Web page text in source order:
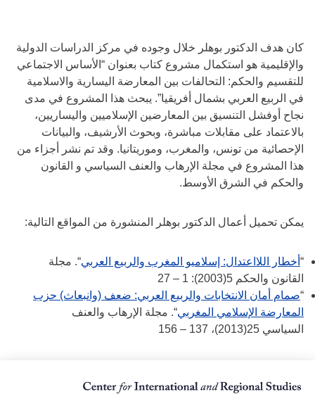
كان هدف الدكتور بوهلر خلال وجوده في مركز الدراسات الدولية
والإقليمية هو استكمال مشروع كتاب بعنوان “الأساس الاجتماعي
للتقسيم والحكم: التحالفات بين المعارضة اليسارية والاسلامية
في الربيع العربي بشمال أفريقيا”. يبحث هذا المشروع في مدى
نجاح أوفشل التنسيق بين المعارضين الإسلاميين واليساريين،
بالاعتماد على مقابلات مباشرة، وبحوث الأرشيف، والبيانات
الإحصائية من تونس، والمغرب، وموريتانيا. وقد تم نشر أجزاء من
هذا المشروع في مجلة الإرهاب والعنف السياسي و القانون
والحكم في الشرق الأوسط.
يمكن تحميل أعمال الدكتور بوهلر المنشورة من المواقع التالية:
“ أخطار اللااعتدال: إسلاميو المغرب والربيع العربي“. مجلة
القانون والحكم 5(2003): 1 – 27
“صمام أمان الانتخابات والربيع العربي: ضعف (وانبعاث) حزب
المعارضة الإسلامي المغربي“. مجلة الإرهاب والعنف
السياسي 25(2013)، 137 – 156‎